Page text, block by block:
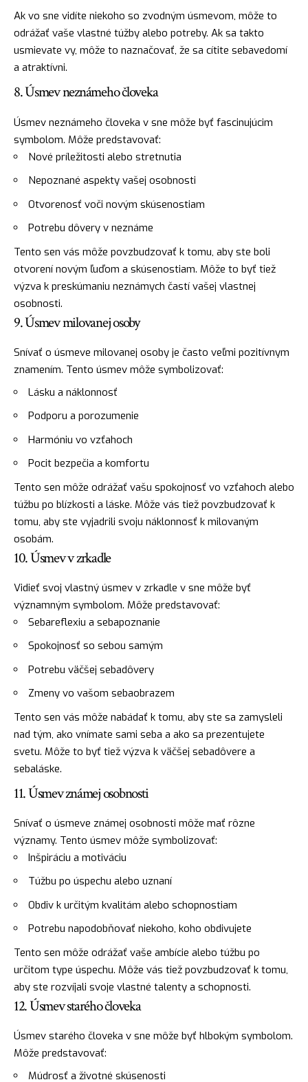
Ak vo sne vidíte niekoho so zvodným úsmevom, môže to
odrážať vaše vlastné túžby alebo potreby. Ak sa takto
usmievate vy, môže to naznačovať, že sa cítite sebavedomí
a atraktívni.
8. Úsmev neznámeho človeka
Úsmev neznámeho človeka v sne môže byť fascinujúcim
symbolom. Môže predstavovať:
Nové príležitosti alebo stretnutia
Nepoznané aspekty vašej osobnosti
Otvorenosť voči novým skúsenostiam
Potrebu dôvery v neznáme
Tento sen vás môže povzbudzovať k tomu, aby ste boli
otvorení novým ľuďom a skúsenostiam. Môže to byť tiež
výzva k preskúmaniu neznámych častí vašej vlastnej
osobnosti.
9. Úsmev milovanej osoby
Snívať o úsmeve milovanej osoby je často veľmi pozitívnym
znamením. Tento úsmev môže symbolizovať:
Lásku a náklonnosť
Podporu a porozumenie
Harmóniu vo vzťahoch
Pocit bezpečia a komfortu
Tento sen môže odrážať vašu spokojnosť vo vzťahoch alebo
túžbu po blízkosti a láske. Môže vás tiež povzbudzovať k
tomu, aby ste vyjadrili svoju náklonnosť k milovaným
osobám.
10. Úsmev v zrkadle
Vidieť svoj vlastný úsmev v zrkadle v sne môže byť
významným symbolom. Môže predstavovať:
Sebareflexiu a sebapoznanie
Spokojnosť so sebou samým
Potrebu väčšej sebadôvery
Zmeny vo vašom sebaobrazem
Tento sen vás môže nabádať k tomu, aby ste sa zamysleli
nad tým, ako vnímate sami seba a ako sa prezentujete
svetu. Môže to byť tiež výzva k väčšej sebadôvere a
sebaláske.
11. Úsmev známej osobnosti
Snívať o úsmeve známej osobnosti môže mať rôzne
významy. Tento úsmev môže symbolizovať:
Inšpiráciu a motiváciu
Túžbu po úspechu alebo uznaní
Obdiv k určitým kvalitám alebo schopnostiam
Potrebu napodobňovať niekoho, koho obdivujete
Tento sen môže odrážať vaše ambície alebo túžbu po
určitom type úspechu. Môže vás tiež povzbudzovať k tomu,
aby ste rozvíjali svoje vlastné talenty a schopnosti.
12. Úsmev starého človeka
Úsmev starého človeka v sne môže byť hlbokým symbolom.
Môže predstavovať:
Múdrosť a životné skúsenosti